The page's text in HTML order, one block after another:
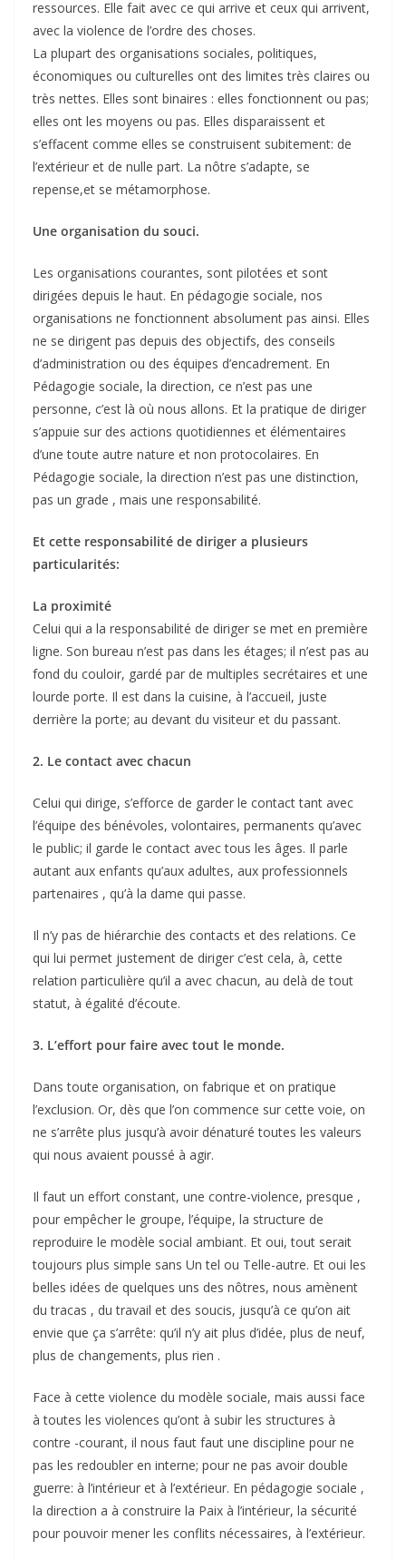
ressources. Elle fait avec ce qui arrive et ceux qui arrivent,
avec la violence de l’ordre des choses.
La plupart des organisations sociales, politiques,
économiques ou culturelles ont des limites très claires ou
très nettes. Elles sont binaires : elles fonctionnent ou pas;
elles ont les moyens ou pas. Elles disparaissent et
s’effacent comme elles se construisent subitement: de
l’extérieur et de nulle part. La nôtre s’adapte, se
repense,et se métamorphose.
Une organisation du souci.
Les organisations courantes, sont pilotées et sont
dirigées depuis le haut. En pédagogie sociale, nos
organisations ne fonctionnent absolument pas ainsi. Elles
ne se dirigent pas depuis des objectifs, des conseils
d’administration ou des équipes d’encadrement. En
Pédagogie sociale, la direction, ce n’est pas une
personne, c’est là où nous allons. Et la pratique de diriger
s’appuie sur des actions quotidiennes et élémentaires
d’une toute autre nature et non protocolaires. En
Pédagogie sociale, la direction n’est pas une distinction,
pas un grade , mais une responsabilité.
Et cette responsabilité de diriger a plusieurs
particularités:
La proximité
Celui qui a la responsabilité de diriger se met en première
ligne. Son bureau n’est pas dans les étages; il n’est pas au
fond du couloir, gardé par de multiples secrétaires et une
lourde porte. Il est dans la cuisine, à l’accueil, juste
derrière la porte; au devant du visiteur et du passant.
2. Le contact avec chacun
Celui qui dirige, s’efforce de garder le contact tant avec
l’équipe des bénévoles, volontaires, permanents qu’avec
le public; il garde le contact avec tous les âges. Il parle
autant aux enfants qu’aux adultes, aux professionnels
partenaires , qu’à la dame qui passe.
Il n’y pas de hiérarchie des contacts et des relations. Ce
qui lui permet justement de diriger c’est cela, à, cette
relation particulière qu’il a avec chacun, au delà de tout
statut, à égalité d’écoute.
3. L’effort pour faire avec tout le monde.
Dans toute organisation, on fabrique et on pratique
l’exclusion. Or, dès que l’on commence sur cette voie, on
ne s’arrête plus jusqu’à avoir dénaturé toutes les valeurs
qui nous avaient poussé à agir.
Il faut un effort constant, une contre-violence, presque ,
pour empêcher le groupe, l’équipe, la structure de
reproduire le modèle social ambiant. Et oui, tout serait
toujours plus simple sans Un tel ou Telle-autre. Et oui les
belles idées de quelques uns des nôtres, nous amènent
du tracas , du travail et des soucis, jusqu’à ce qu’on ait
envie que ça s’arrête: qu’il n’y ait plus d’idée, plus de neuf,
plus de changements, plus rien .
Face à cette violence du modèle sociale, mais aussi face
à toutes les violences qu’ont à subir les structures à
contre -courant, il nous faut faut une discipline pour ne
pas les redoubler en interne; pour ne pas avoir double
guerre: à l’intérieur et à l’extérieur. En pédagogie sociale ,
la direction a à construire la Paix à l’intérieur, la sécurité
pour pouvoir mener les conflits nécessaires, à l’extérieur.